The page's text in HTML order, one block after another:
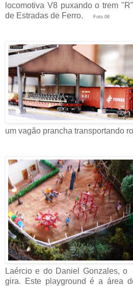
locomotiva V8 puxando o trem
de Estradas de Ferro.
Foto 06
um vagão prancha transportando
Laércio e do Daniel Gonzales, o
gira. Este playground é a área